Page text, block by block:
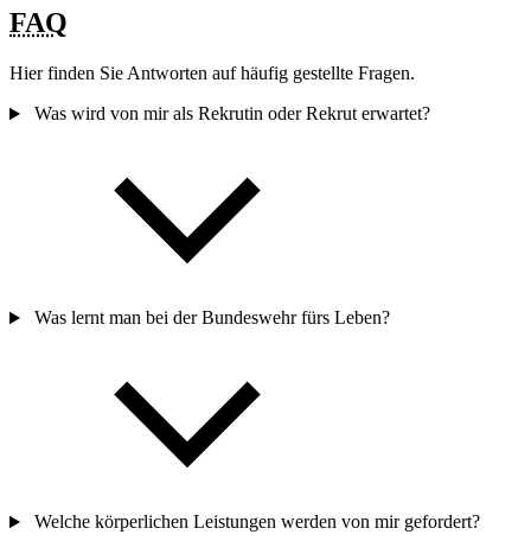
Hier finden Sie Antworten auf häufig gestellte Fragen.